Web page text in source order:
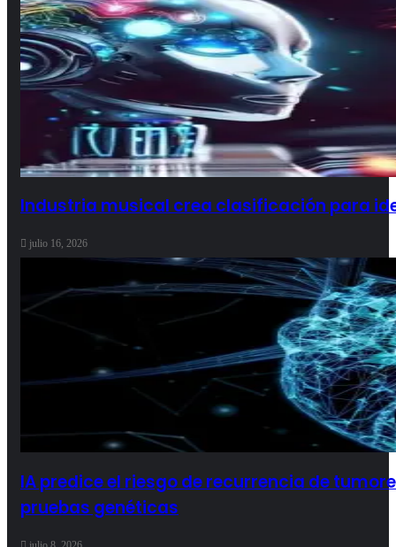
Industria musical crea clasificación para
julio 16, 2026
IA predice el riesgo de recurrencia de
pruebas genéticas